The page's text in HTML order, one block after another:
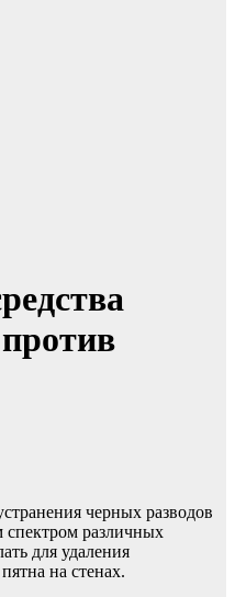
черных разводов
спектром различных
для удаления
на стенах.